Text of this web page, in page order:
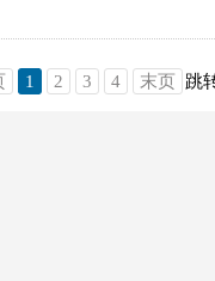
1 2 3 4 末页 跳